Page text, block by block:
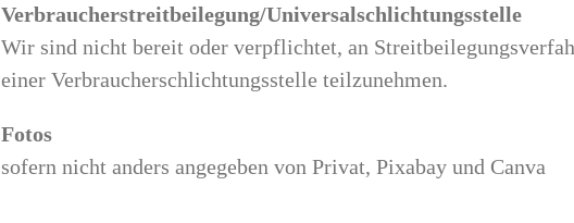
Verbraucher­streit­beilegung/Universal­schlichtungs­stelle
Wir sind nicht bereit oder verpflichtet, an
einer Verbraucherschlichtungsstelle teilzunehmen.
Fotos
sofern nicht anders angegeben von Privat, Pixabay und Canva